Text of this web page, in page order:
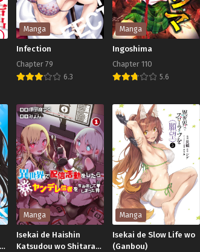
Manga
Infection
Chapter 79
6.3
Manga
Ingoshima
Chapter 110
5.6
Manga
Isekai de Haishin
Katsudou wo Shitara
Manga
Isekai de Slow Life wo
(Ganbou)